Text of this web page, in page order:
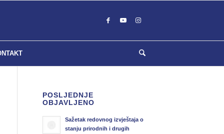
POSLJEDNJE
OBJAVLJENO
Sažetak redovnog izvještaja o
stanju prirodnih i drugih